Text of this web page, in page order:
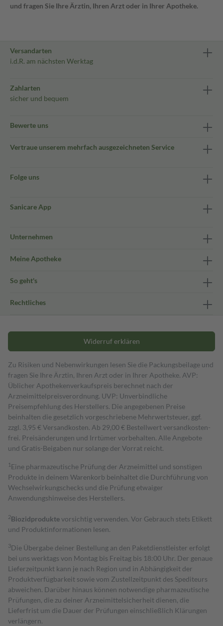
und fragen Sie Ihre Ärztin, Ihren Arzt oder in Ihrer Apotheke.
Versandarten
i.d.R. am nächsten Werktag
Zahlarten
sicher und bequem
Bewerte uns
Vertraue unserem mehrfach ausgezeichneten Service
Folge uns
Sanicare App
Unternehmen
Meine Apotheke
So geht's
Rechtliches
Widerruf erklären
Zu Risiken und Nebenwirkungen lesen Sie die Packungsbeilage und
fragen Sie Ihre Ärztin, Ihren Arzt oder in Ihrer Apotheke. AVP:
Üblicher Apothekenverkaufspreis berechnet nach der
Arzneimittelpreisverordnung. UVP: Unverbindliche
Preisempfehlung des Herstellers. Die angegebenen Preise
beinhalten die gesetzlich vorgeschriebene Mehrwertsteuer, ggf.
zzgl. 3,95 € Versandkosten. Ab 29,00 € Bestell­wert versand­kosten­
frei. Preisänderungen und Irrtümer vorbehalten. Alle Angebote
und Gratis-Beigaben nur solange der Vorrat reicht.
1 Eine pharmazeutische Prüfung der Arzneimittel und sonstigen
Produkte in deinem Warenkorb beinhaltet die Durchführung von
Wechselwirkungschecks und die Prüfung etwaiger
Anwendungshinweise des Herstellers.
2Biozidproduktevorsichtig verwenden. Vor Gebrauch stets Etikett
und Produktinformationen lesen.
3Die Übergabe deiner Bestellung an den Paketdienstleister erfolgt
bei uns werktags von Montag bis Freitag bis 18:00 Uhr. Der genaue
Lieferzeitpunkt kann je nach Region und in Abhängigkeit der
Produktverfügbarkeit sowie vom Zustellzeitpunkt des Spediteurs
abweichen. Darüber hinaus können notwendige pharmazeutische
Prüfungen, die zu deiner Arzneimittelsicherheit dienen, die
Lieferfrist um die Dauer der Prüfungen einschließlich Klärungen
verlängern.